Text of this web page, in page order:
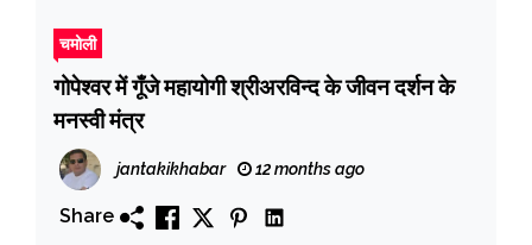
चमोली
गोपेश्वर में गूँजे महायोगी श्रीअरविन्द के जीवन दर्शन के
मनस्वी मंत्र
jantakikhabar 12 months ago
Share